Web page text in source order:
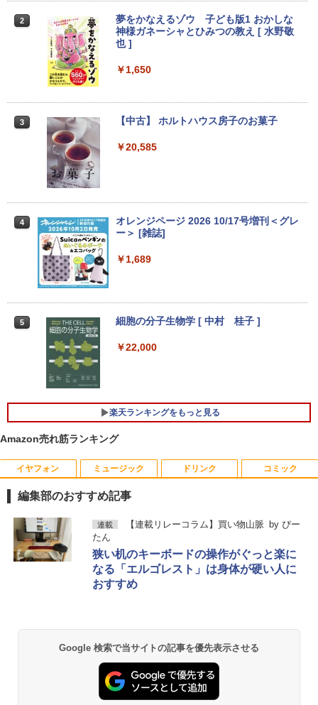
￥11,980
【期間限定破格金額！】新生活 新古品 W
5.6型 インテル高速CPU ランダムで発送
メモリ4GB～ 高速SSD1TB 最大 フルHD
Webカメラ zoom 軽量薄型 無線 型番更
新で在庫処分
3
■Apple MacBook Retina 12インチ 201
7 A1534 Core m3 1.2GHz 8GB ローズゴ
4
【1500円OFFクーポン】【WEBカメラ
ンチ SSD512GB メモリ16GB Corei5 第
ルHD
【全商品10%OFF+P5倍】HP ProBook 4
50 G7 ノートパソコン 第10世代 Core i5
Bカメラ メモリ 8GB 16GB SSD 256GB
512GB WPS Office付き USB TypeC HD
トパソコン
￥28,400
まで】 モニター 21.5型 液晶ディスプレ
nc 21.5インチ 角度調節 FullHD ブルー
ライトカット VAパネル VESAフル FHD
ノングレア MAXZEN JM22CH02
￥9,480
【3年保証】PS5対応 23.8型 液晶モニタ
ー フルHD IPS リフレッシュレート 100H
z VESA 対応 スピーカー HDMI VGA モニ
イ 23.8インチ パソコンモニター 新品 Fe
uVision FSID24BF0SI フュービジョン
￥10,980
5
フルhd 高画質 100Hz VA ノングレア 非
光沢 スピーカー内蔵 3年保証 ディスプレ
イ パソコンモニター PCモニター フルハ
イビジョン 21インチ 液晶モニター アイ
2
夢をかなえるゾウ 子ども版1 おかしな
神様ガネーシャとひみつの教え [ 水野敬
也 ]
￥1,650
3 【中古】 ホルトハウス房子のお菓子
￥20,585
4
オレンジページ 2026 10/17号増刊＜グレ
ー＞ [雑誌]
￥1,689
5 細胞の分子生物学 [ 中村 桂子 ]
￥22,000
楽天ランキングをもっと見る
Amazon売れ筋ランキング
イヤフォン
Anker Soundcore P40i オフホワイト
￥7,990
Anker Soundcore Liberty 5 ミッドナイトブ
ミュージック
BRUCE WAYNE feat. Flo Milli, ATL Jacob
[Explicit]
￥250
￥250
見知らぬ糸
ドリンク
by Amazon 天然水 ラベルレス 500ml ×24本
富士山の天然水 バナジウム含有 水 ミネラル
ウォーター ペットボトル 静岡県産 500ミリリ
ットル (Smart Basic)
￥1,380
￥1,112
コミック
薬屋のひとりごと 17巻 (デジタル版ビッグガ
ンガンコミックス)
￥770
￥832
ONE PIECE モノクロ版 115 (ジャンプコミッ
編集部のおすすめ記事
連載 【連載リレーコラム】買い物山脈 by ぴー
たん
狭い机のキーボードの操作がぐっと楽に
なる「エルゴレスト」は身体が硬い人に
おすすめ
Google 検索で当サイトの記事を優先表示させる